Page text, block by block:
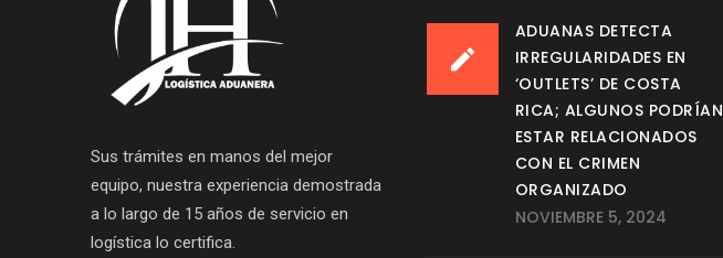
Sus trámites en manos del mejor
equipo, nuestra experiencia demostrada
a lo largo de 15 años de servicio en
logística lo certifica.
ADUANAS DETECTA
IRREGULARIDADES EN
‘OUTLETS’ DE COSTA
RICA; ALGUNOS PODRÍAN
ESTAR RELACIONADOS
CON EL CRIMEN
ORGANIZADO
NOVIEMBRE 5, 2024